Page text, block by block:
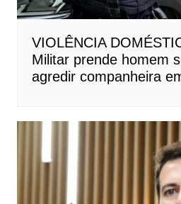
VIOLÊNCIA
Militar prende homem
agredir companheira